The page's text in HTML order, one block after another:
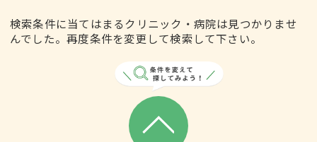
検索条件に当てはまるクリニック・病院は見つかりませ
んでした。再度条件を変更して検索して下さい。